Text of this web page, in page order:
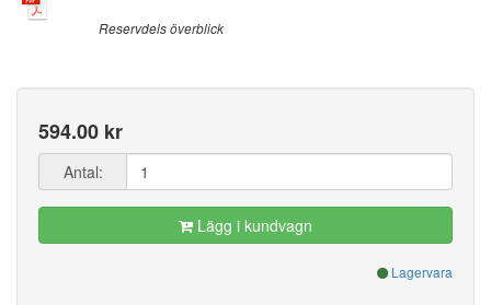
Reservdels överblick
594.00 kr
Antal:
Lägg i kundvagn
Lagervara